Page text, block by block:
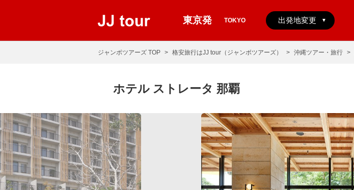
東京発 TOKYO
ジャンボツアーズ TOP 格安旅行はJJ tour（ジャンボツアーズ） 沖縄ツアー・旅行
ホテル ストレータ 那覇